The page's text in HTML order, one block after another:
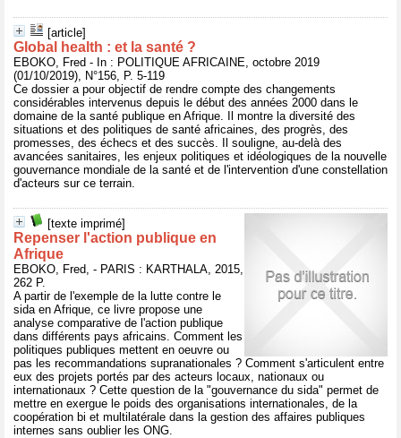
[article]
Global health : et la santé ?
EBOKO, Fred - In : POLITIQUE AFRICAINE, octobre 2019
(01/10/2019), N°156, P. 5-119
Ce dossier a pour objectif de rendre compte des changements
considérables intervenus depuis le début des années 2000 dans le
domaine de la santé publique en Afrique. Il montre la diversité des
situations et des politiques de santé africaines, des progrès, des
promesses, des échecs et des succès. Il souligne, au-delà des
avancées sanitaires, les enjeux politiques et idéologiques de la nouvelle
gouvernance mondiale de la santé et de l'intervention d'une constellation
d'acteurs sur ce terrain.
[texte imprimé]
Repenser l'action publique en
Afrique
EBOKO, Fred, - PARIS : KARTHALA, 2015,
262 P.
A partir de l'exemple de la lutte contre le
sida en Afrique, ce livre propose une
analyse comparative de l'action publique
dans différents pays africains. Comment les
politiques publiques mettent en oeuvre ou
pas les recommandations supranationales ? Comment s'articulent entre
eux des projets portés par des acteurs locaux, nationaux ou
internationaux ? Cette question de la "gouvernance du sida" permet de
mettre en exergue le poids des organisations internationales, de la
coopération bi et multilatérale dans la gestion des affaires publiques
internes sans oublier les ONG.